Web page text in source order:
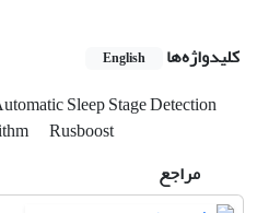
کلیدواژه‌ها English
Sleep Stage Detection
Rusboost
مراجع